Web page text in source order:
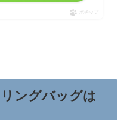
ポチップ
ングバッグは